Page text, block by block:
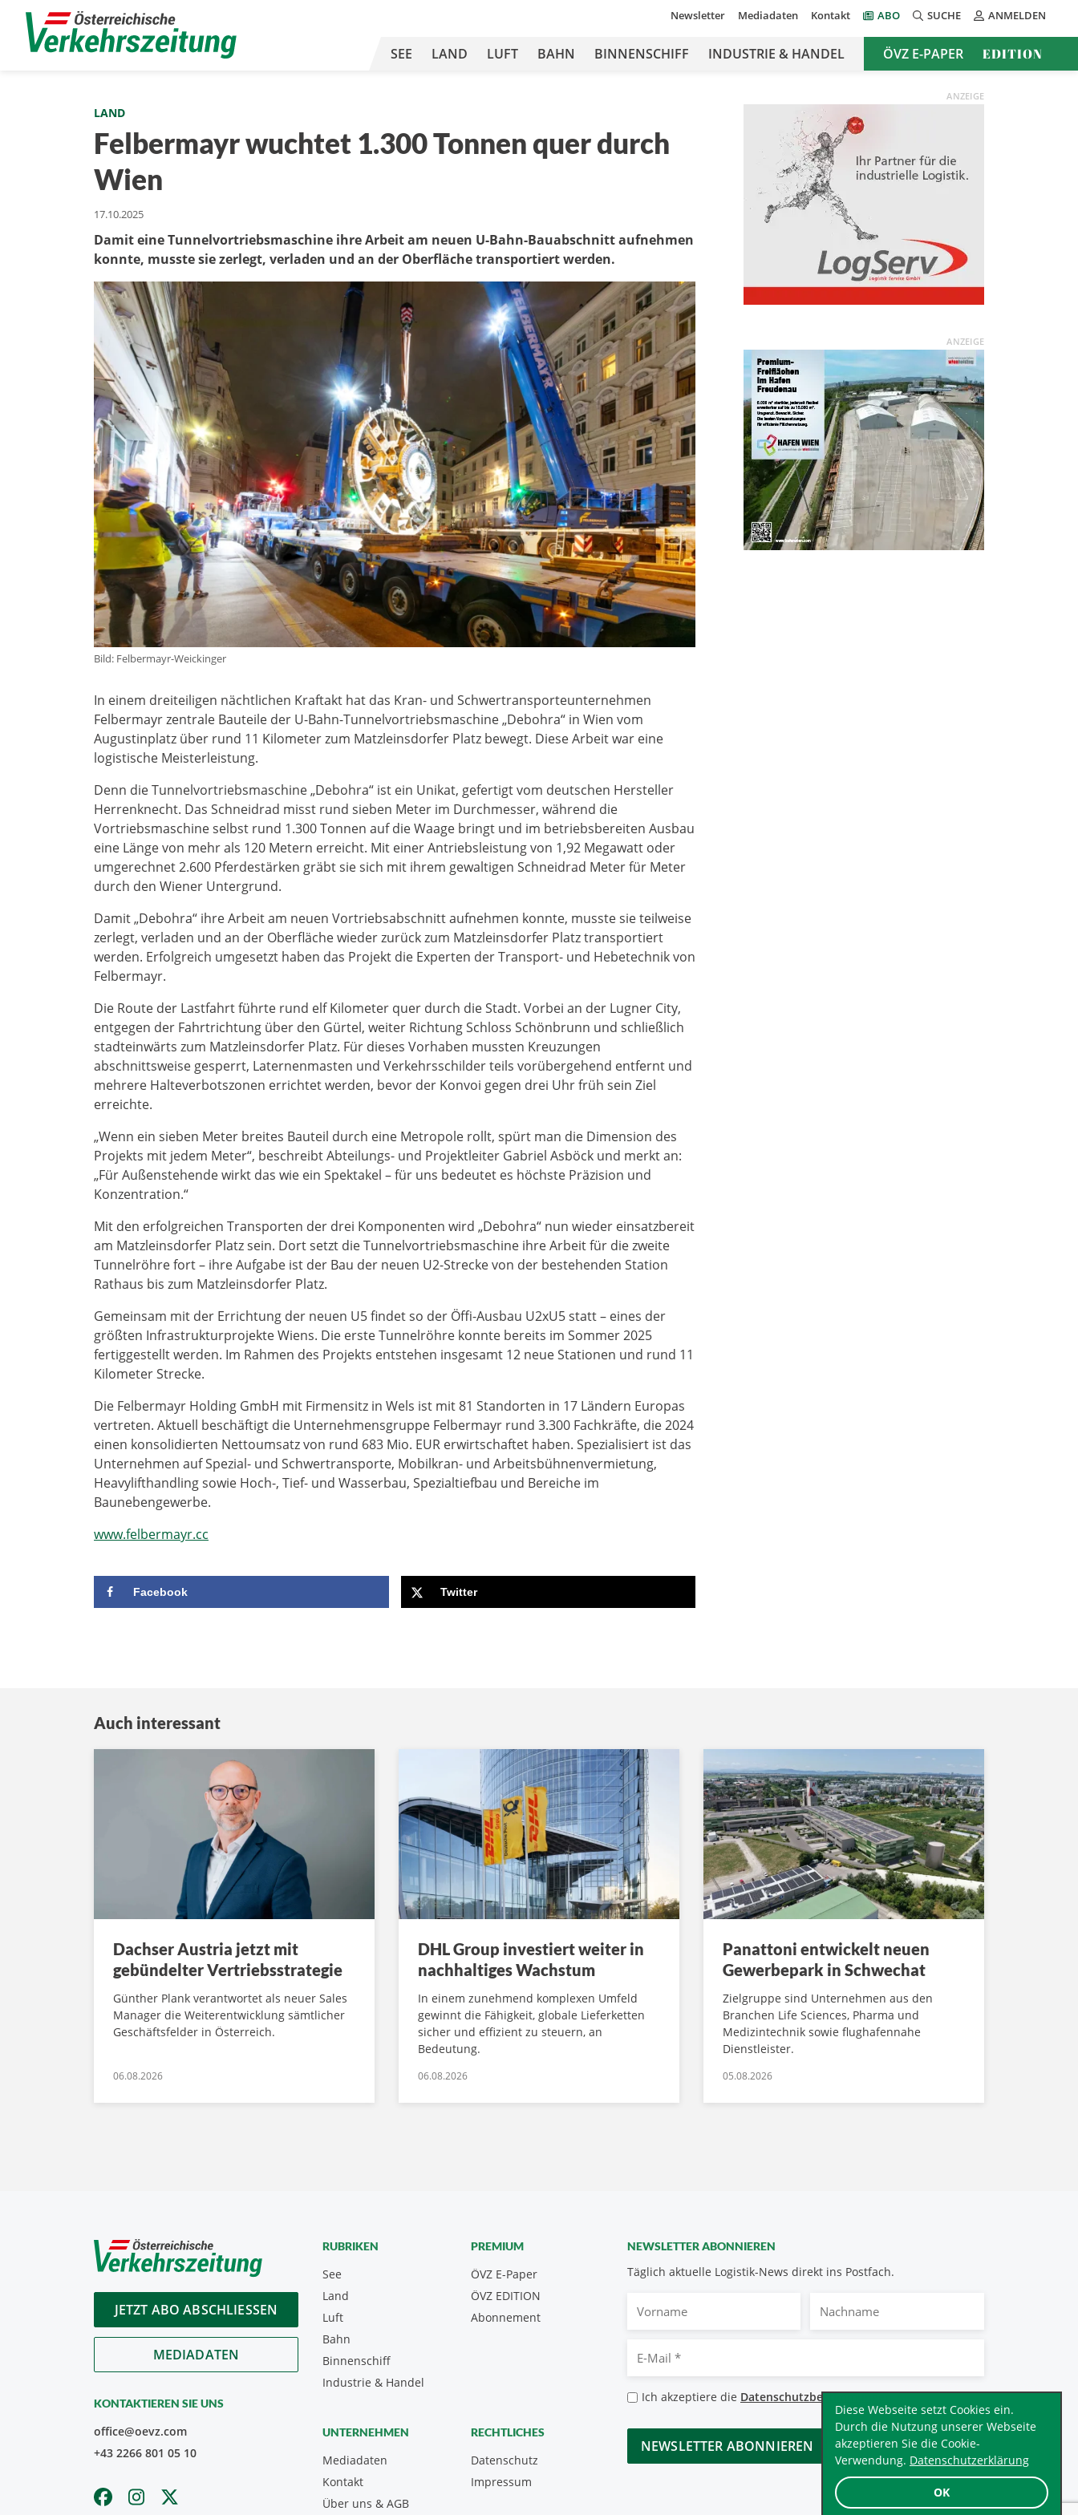
OK
Diese Webseite setzt Cookies ein.
Durch die Nutzung unserer Webseite
akzeptieren Sie die Cookie-
Verwendung. Datenschutzerklärung
Newsletter Mediadaten Kontakt ABO SUCHE ANMELDEN
SEE LAND LUFT BAHN BINNENSCHIFF INDUSTRIE & HANDEL ÖVZ E-PAPER EDITION
LAND
Felbermayr wuchtet 1.300 Tonnen quer durch
Wien
17.10.2025
Damit eine Tunnelvortriebsmaschine ihre Arbeit am neuen U-Bahn-Bauabschnitt aufnehmen
konnte, musste sie zerlegt, verladen und an der Oberfläche transportiert werden.
Bild: Felbermayr-Weickinger
In einem dreiteiligen nächtlichen Kraftakt hat das Kran- und Schwertransporteunternehmen
Felbermayr zentrale Bauteile der U-Bahn-Tunnelvortriebsmaschine „Debohra“ in Wien vom
Augustinplatz über rund 11 Kilometer zum Matzleinsdorfer Platz bewegt. Diese Arbeit war eine
logistische Meisterleistung.
Denn die Tunnelvortriebsmaschine „Debohra“ ist ein Unikat, gefertigt vom deutschen Hersteller
Herrenknecht. Das Schneidrad misst rund sieben Meter im Durchmesser, während die
Vortriebsmaschine selbst rund 1.300 Tonnen auf die Waage bringt und im betriebsbereiten Ausbau
eine Länge von mehr als 120 Metern erreicht. Mit einer Antriebsleistung von 1,92 Megawatt oder
umgerechnet 2.600 Pferdestärken gräbt sie sich mit ihrem gewaltigen Schneidrad Meter für Meter
durch den Wiener Untergrund.
Damit „Debohra“ ihre Arbeit am neuen Vortriebsabschnitt aufnehmen konnte, musste sie teilweise
zerlegt, verladen und an der Oberfläche wieder zurück zum Matzleinsdorfer Platz transportiert
werden. Erfolgreich umgesetzt haben das Projekt die Experten der Transport- und Hebetechnik von
Felbermayr.
Die Route der Lastfahrt führte rund elf Kilometer quer durch die Stadt. Vorbei an der Lugner City,
entgegen der Fahrtrichtung über den Gürtel, weiter Richtung Schloss Schönbrunn und schließlich
stadteinwärts zum Matzleinsdorfer Platz. Für dieses Vorhaben mussten Kreuzungen
abschnittsweise gesperrt, Laternenmasten und Verkehrsschilder teils vorübergehend entfernt und
mehrere Halteverbotszonen errichtet werden, bevor der Konvoi gegen drei Uhr früh sein Ziel
erreichte.
„Wenn ein sieben Meter breites Bauteil durch eine Metropole rollt, spürt man die Dimension des
Projekts mit jedem Meter“, beschreibt Abteilungs- und Projektleiter Gabriel Asböck und merkt an:
„Für Außenstehende wirkt das wie ein Spektakel – für uns bedeutet es höchste Präzision und
Konzentration.“
Mit den erfolgreichen Transporten der drei Komponenten wird „Debohra“ nun wieder einsatzbereit
am Matzleinsdorfer Platz sein. Dort setzt die Tunnelvortriebsmaschine ihre Arbeit für die zweite
Tunnelröhre fort – ihre Aufgabe ist der Bau der neuen U2-Strecke von der bestehenden Station
Rathaus bis zum Matzleinsdorfer Platz.
Gemeinsam mit der Errichtung der neuen U5 findet so der Öffi-Ausbau U2xU5 statt – eines der
größten Infrastrukturprojekte Wiens. Die erste Tunnelröhre konnte bereits im Sommer 2025
fertiggestellt werden. Im Rahmen des Projekts entstehen insgesamt 12 neue Stationen und rund 11
Kilometer Strecke.
Die Felbermayr Holding GmbH mit Firmensitz in Wels ist mit 81 Standorten in 17 Ländern Europas
vertreten. Aktuell beschäftigt die Unternehmensgruppe Felbermayr rund 3.300 Fachkräfte, die 2024
einen konsolidierten Nettoumsatz von rund 683 Mio. EUR erwirtschaftet haben. Spezialisiert ist das
Unternehmen auf Spezial- und Schwertransporte, Mobilkran- und Arbeitsbühnenvermietung,
Heavylifthandling sowie Hoch-, Tief- und Wasserbau, Spezialtiefbau und Bereiche im
Baunebengewerbe.
www.felbermayr.cc
Facebook Twitter
ANZEIGE
ANZEIGE
Auch interessant
Dachser Austria jetzt mit
gebündelter Vertriebsstrategie
Günther Plank verantwortet als neuer Sales
Manager die Weiterentwicklung sämtlicher
Geschäftsfelder in Österreich.
06.08.2026
DHL Group investiert weiter in
nachhaltiges Wachstum
In einem zunehmend komplexen Umfeld
gewinnt die Fähigkeit, globale Lieferketten
sicher und effizient zu steuern, an
Bedeutung.
06.08.2026
Panattoni entwickelt neuen
Gewerbepark in Schwechat
Zielgruppe sind Unternehmen aus den
Branchen Life Sciences, Pharma und
Medizintechnik sowie flughafennahe
Dienstleister.
05.08.2026
JETZT ABO ABSCHLIESSEN
MEDIADATEN
KONTAKTIEREN SIE UNS
office@oevz.com
+43 2266 801 05 10
NEWSLETTER ABONNIEREN
Täglich aktuelle Logistik-News direkt ins Postfach.
Mail
Datenschutzbestimmungen
Ich akzeptiere die Datenschutzbestimmungen.*
CAPTCHA
RUBRIKEN
See
Land
Luft
Bahn
Binnenschiff
Industrie & Handel
PREMIUM
ÖVZ E-Paper
Abonnement
ÖVZ EDITION
UNTERNEHMEN
Mediadaten
Kontakt
Über uns & AGB
RECHTLICHES
Datenschutz
Impressum